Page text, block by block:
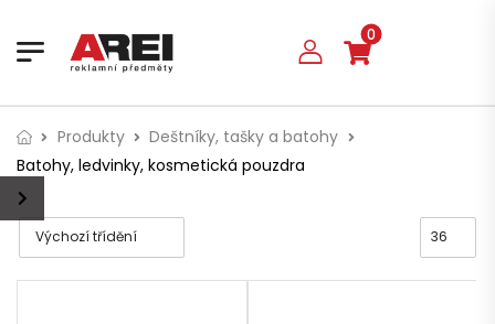
0
Produkty
Deštníky, tašky a batohy
Batohy, ledvinky, kosmetická pouzdra